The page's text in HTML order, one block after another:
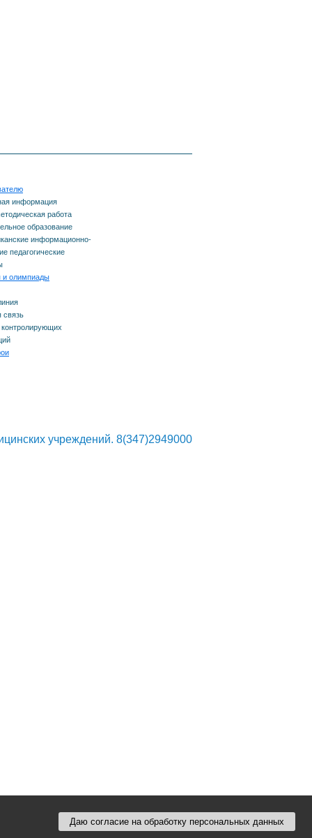
информация
работа
образование
информационно-
педагогические
и олимпиады
связь
контролирующих
учреждений. 8(347)2949000
Даю согласие на обработку персональных данных